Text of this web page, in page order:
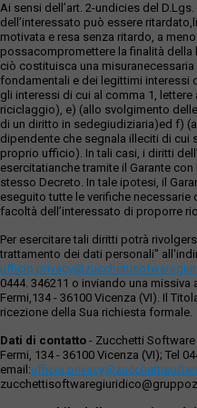
Ai sensi dell’art. 2-undicies del
dell’interessato può essere
motivata e resa senza ritardo, a
possacompromettere la finalità della
ciò costituisca una
fondamentali e dei legittimi interessi
gli interessi di cui al comma 1,
riciclaggio), e) (allo svolgimento
di un diritto in sedegiudiziaria)ed f)
dipendente che segnala illeciti di cui
proprio ufficio). In tali casi, i diritti
esercitatianche tramite il Garante
stesso Decreto. In tale ipotesi, il
eseguito tutte le verifiche necessarie
facoltà dell’interessato di proporre
Per esercitare tali diritti potrà
trattamento dei dati personali"
0444. 346211 o inviando una
Fermi,134 - 36100 Vicenza (VI). Il
ricezione della Sua richiesta formale.
Dati di contatto - Zucchetti Software
Fermi, 134 - 36100 Vicenza (VI); Tel
email: